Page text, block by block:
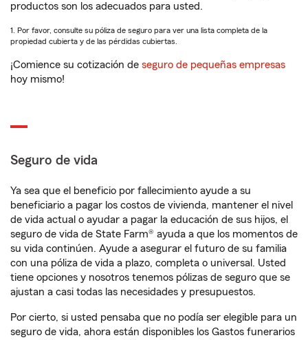
productos son los adecuados para usted.
1. Por favor, consulte su póliza de seguro para ver una lista completa de la
propiedad cubierta y de las pérdidas cubiertas.
¡Comience su cotización de seguro de pequeñas empresas
hoy mismo!
Seguro de vida
Ya sea que el beneficio por fallecimiento ayude a su
beneficiario a pagar los costos de vivienda, mantener el nivel
de vida actual o ayudar a pagar la educación de sus hijos, el
seguro de vida de State Farm® ayuda a que los momentos de
su vida continúen. Ayude a asegurar el futuro de su familia
con una póliza de vida a plazo, completa o universal. Usted
tiene opciones y nosotros tenemos pólizas de seguro que se
ajustan a casi todas las necesidades y presupuestos.
Por cierto, si usted pensaba que no podía ser elegible para un
seguro de vida, ahora están disponibles los Gastos funerarios